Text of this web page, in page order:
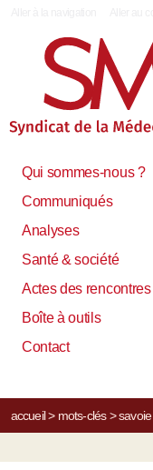
Qui sommes-nous ?
Communiqués
Analyses
Santé & société
Actes des rencontres
Boîte à outils
Contact
accueil> mots-clés> savoie